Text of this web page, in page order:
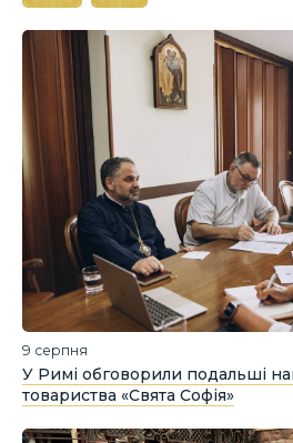
9 серпня
У Римі обговорили подальші
товариства «Свята Софія»